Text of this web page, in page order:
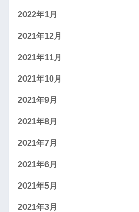
2022年1月
2021年12月
2021年11月
2021年10月
2021年9月
2021年8月
2021年7月
2021年6月
2021年5月
2021年3月